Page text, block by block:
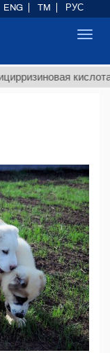
кислота
ENG TM РУС